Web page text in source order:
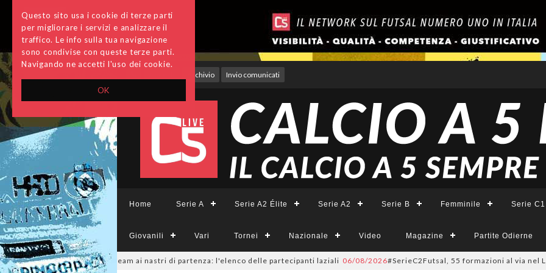
OK
Questo sito usa i cookie di terze parti
per migliorare i servizi e analizzare il
traffico. Le info sulla tua navigazione
sono condivise con queste terze parti.
Navigando ne accetti l'uso dei cookie.
Archivio Invio comunicati
Home Serie A Serie A2 Élite Serie A2 Serie B Femminile Serie C1
Giovanili Vari Tornei Nazionale Video Magazine Partite Odierne
sono 14 i team ai nastri di partenza: l'elenco delle partecipanti laziali 06/08/2026#SerieC2Futsal, 55 formazioni al via nel Lazio: